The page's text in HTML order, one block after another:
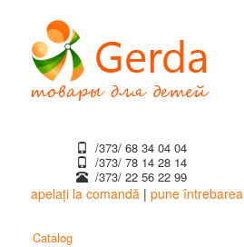
conţinutul
principal
/373/ 68 34 04 04
/373/ ‎78 14 28 14
/373/ 22 56 22 99
apelați la comandă | pune întrebarea
Catalog